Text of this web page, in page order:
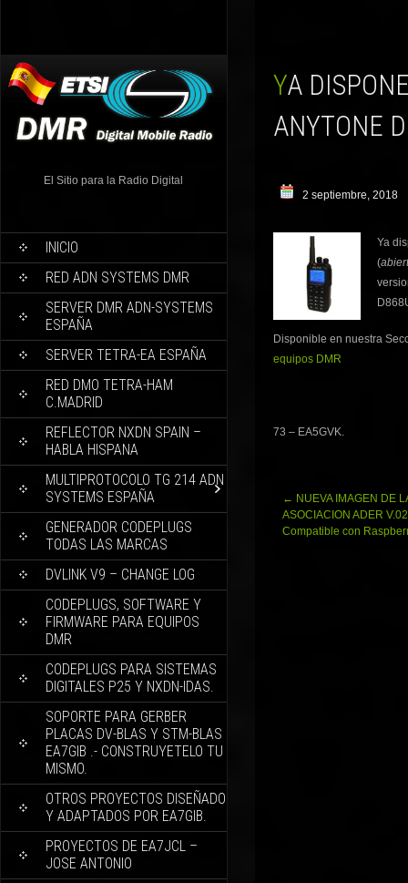
El Sitio para la Radio Digital
INICIO
RED ADN SYSTEMS DMR
SERVER DMR ADN-SYSTEMS
ESPAÑA
SERVER TETRA-EA ESPAÑA
RED DMO TETRA-HAM
C.MADRID
REFLECTOR NXDN SPAIN –
HABLA HISPANA
MULTIPROTOCOLO TG 214 ADN
SYSTEMS ESPAÑA
GENERADOR CODEPLUGS
TODAS LAS MARCAS
DVLINK V9 – CHANGE LOG
CODEPLUGS, SOFTWARE Y
FIRMWARE PARA EQUIPOS
DMR
CODEPLUGS PARA SISTEMAS
DIGITALES P25 Y NXDN-IDAS.
SOPORTE PARA GERBER
PLACAS DV-BLAS Y STM-BLAS
EA7GIB .- CONSTRUYETELO TU
MISMO.
OTROS PROYECTOS DISEÑADO
Y ADAPTADOS POR EA7GIB.
PROYECTOS DE EA7JCL –
JOSE ANTONIO
YA DISPONEMOS DE CPS Y CODEPLUGS PARA EL
ANYTONE
2 septiembre, 2018
Ya
(
Disponible en nuestra
equipos DMR
73 – EA5GVK.
Navegación
de
entradas
← NUEVA IMAGEN DE
ASOCIACION ADER
Compatible con